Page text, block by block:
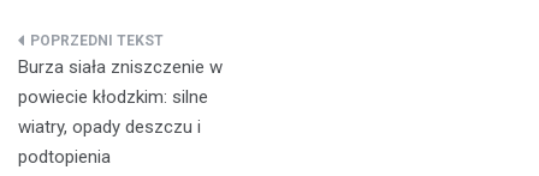
Nawigacja
wpisu
Burza siała zniszczenie w
powiecie kłodzkim: silne
wiatry, opady deszczu i
podtopienia